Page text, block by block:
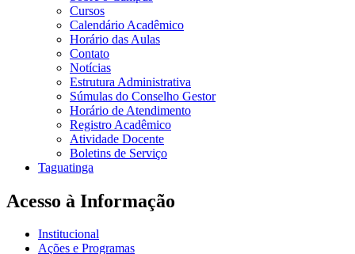
Cursos
Calendário Acadêmico
Horário das Aulas
Contato
Notícias
Estrutura Administrativa
Súmulas do Conselho Gestor
Horário de Atendimento
Registro Acadêmico
Atividade Docente
Boletins de Serviço
Taguatinga
Acesso à Informação
Institucional
Ações e Programas